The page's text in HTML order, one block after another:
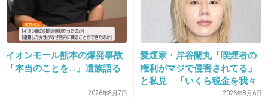
+44
14. 匿名 2013/04/03(水) 17:20:03
イオンモール熊本の爆発事故
「本当のことを…」遺族語る
2026年8月7日
愛煙家・岸谷蘭丸「喫煙者の
権利がマジで侵害されてる」
と私見 「いくら税金を我々
2026年8月6日